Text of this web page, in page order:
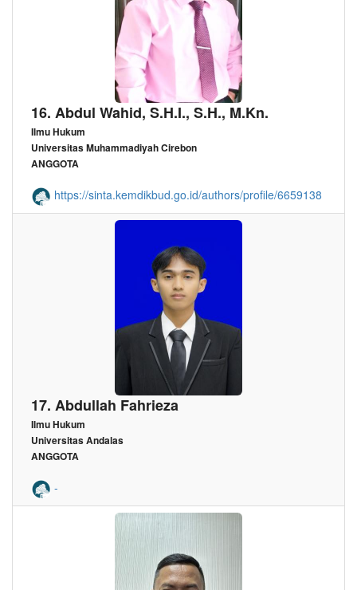
16. Abdul Wahid, S.H.I., S.H., M.Kn.
Ilmu Hukum
Universitas Muhammadiyah Cirebon
ANGGOTA
https://sinta.kemdikbud.go.id/authors/profile/6659138
17. Abdullah Fahrieza
Ilmu Hukum
Universitas Andalas
ANGGOTA
-